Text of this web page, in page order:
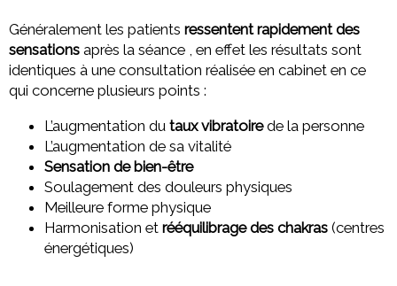
Généralement les patients ressentent rapidement des
sensations après la séance , en effet les résultats sont
identiques à une consultation réalisée en cabinet en ce
qui concerne plusieurs points :
L’augmentation du taux vibratoirede la personne
L’augmentation de sa vitalité
Sensation de bien-être
Soulagement des douleurs physiques
Meilleure forme physique
Harmonisation et rééquilibrage des chakras (centres
énergétiques)